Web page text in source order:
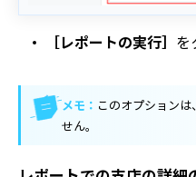
［レポートの実行］ を
メモ： このオプション
せん。